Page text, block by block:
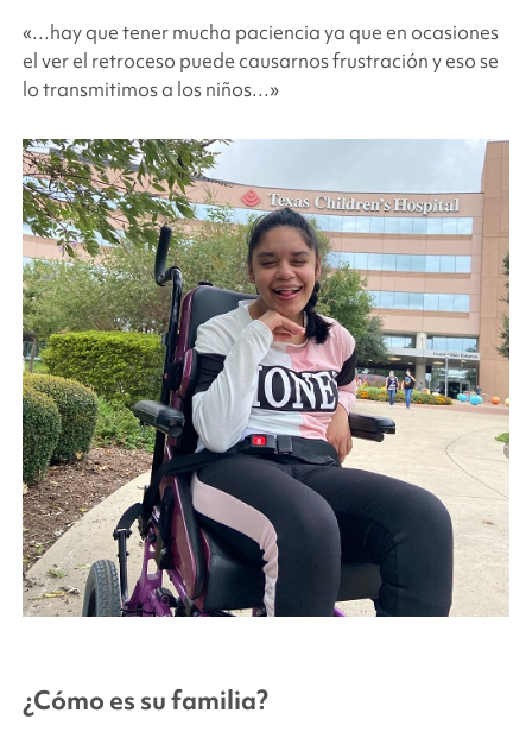
«…hay que tener mucha paciencia ya que en ocasiones
el ver el retroceso puede causarnos frustración y eso se
lo transmitimos a los niños…»
¿Cómo es su familia?